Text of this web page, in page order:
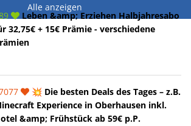
Alle anzeigen
Leben &amp; Erziehen Halbjahresabo
32,75€ + 15€ Prämie - verschiedene
💥 Die besten Deals des Tages – z.B.
Experience in Oberhausen inkl.
&amp; Frühstück ab 59€ p.P.